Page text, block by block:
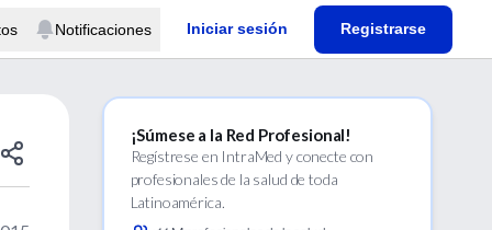
Notificaciones Iniciar sesión Registrarse
¡Súmese a la Red Profesional!
Regístrese en IntraMed y conecte con
profesionales de la salud de toda
Latinoamérica.